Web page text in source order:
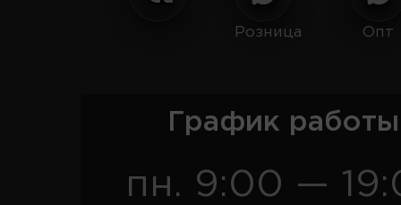
Розница Опт
График
пн. 9:00 —